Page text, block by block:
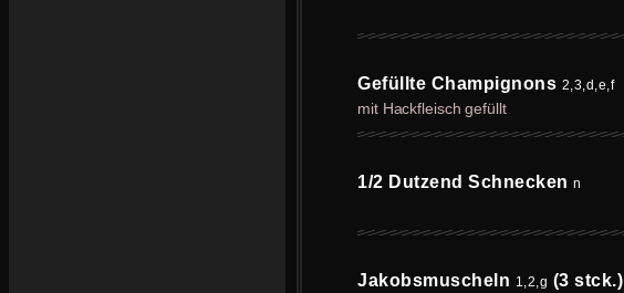
Gefüllte Champignons 2,3,d,e,f
mit Hackfleisch gefüllt
1/2 Dutzend Schnecken n
Jakobsmuscheln 1,2,g (3 stck.)